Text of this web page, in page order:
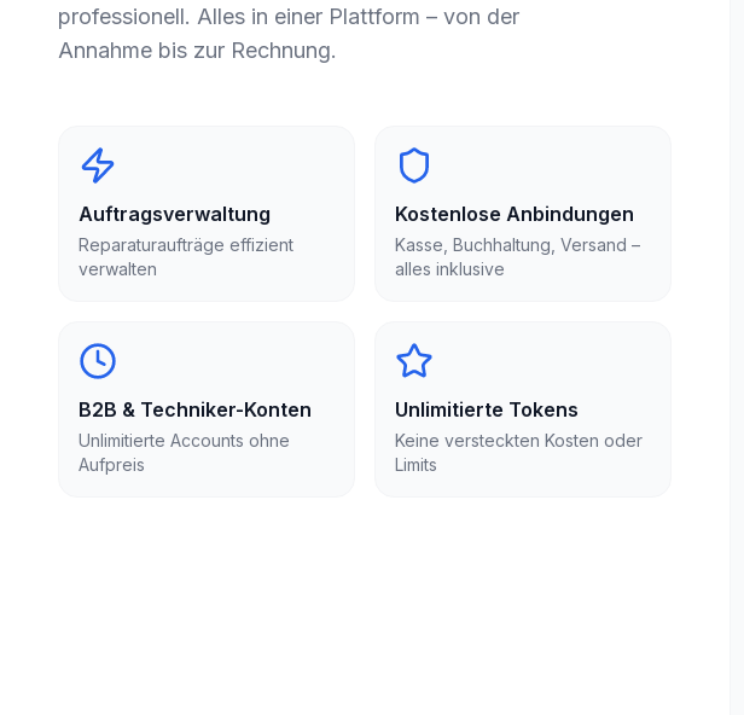
professionell. Alles in einer Plattform – von der
Annahme bis zur Rechnung.
Auftragsverwaltung
Reparaturaufträge effizient
verwalten
Kostenlose Anbindungen
Kasse, Buchhaltung, Versand –
alles inklusive
B2B & Techniker-Konten
Unlimitierte Accounts ohne
Aufpreis
Unlimitierte Tokens
Keine versteckten Kosten oder
Limits